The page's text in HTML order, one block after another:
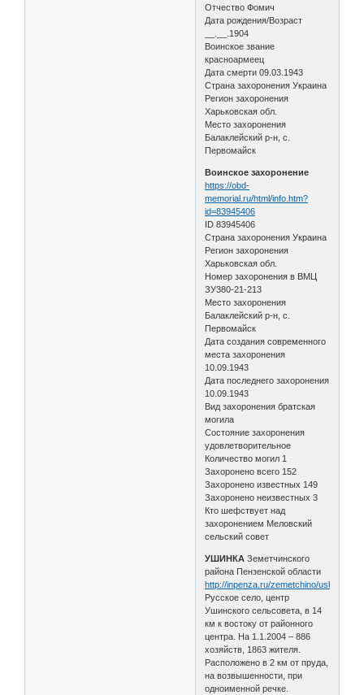
Отчество Фомич
Дата рождения/Возраст
__.__.1904
Воинское звание
красноармеец
Дата смерти 09.03.1943
Страна захоронения Украина
Регион захоронения
Харьковская обл.
Место захоронения
Балаклейский р-н, с.
Первомайск
Воинское захоронение
https://obd-
memorial.ru/html/info.htm?
id=83945406
ID 83945406
Страна захоронения Украина
Регион захоронения
Харьковская обл.
Номер захоронения в ВМЦ
ЗУ380-21-213
Место захоронения
Балаклейский р-н, с.
Первомайск
Дата создания современного
места захоронения
10.09.1943
Дата последнего захоронения
10.09.1943
Вид захоронения братская
могила
Состояние захоронения
удовлетворительное
Количество могил 1
Захоронено всего 152
Захоронено известных 149
Захоронено неизвестных 3
Кто шефствует над
захоронением Меловский
сельский совет
УШИНКА Земетчинского
района Пензенской области
http://inpenza.ru/zemetchino/
Русское село, центр
Ушинского сельсовета, в 14
км к востоку от районного
центра. На 1.1.2004 – 886
хозяйств, 1863 жителя.
Расположено в 2 км от пруда,
на возвышенности, при
одноименной речке.